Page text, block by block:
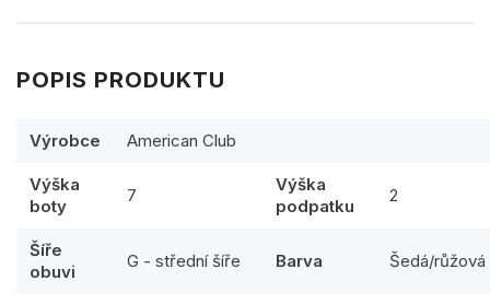
POPIS PRODUKTU
Výrobce American Club
Výška
boty
7
Výška
podpatku
2
Šíře
obuvi
G - střední šíře Barva Šedá/růžová